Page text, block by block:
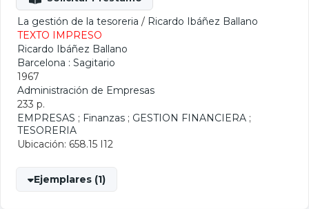
La gestión de la tesoreria / Ricardo Ibáñez Ballano
TEXTO IMPRESO
Ricardo Ibáñez Ballano
Barcelona : Sagitario
1967
Administración de Empresas
233 p.
EMPRESAS ; Finanzas ; GESTION FINANCIERA ;
TESORERIA
Ubicación: 658.15 I12
Ejemplares (1)